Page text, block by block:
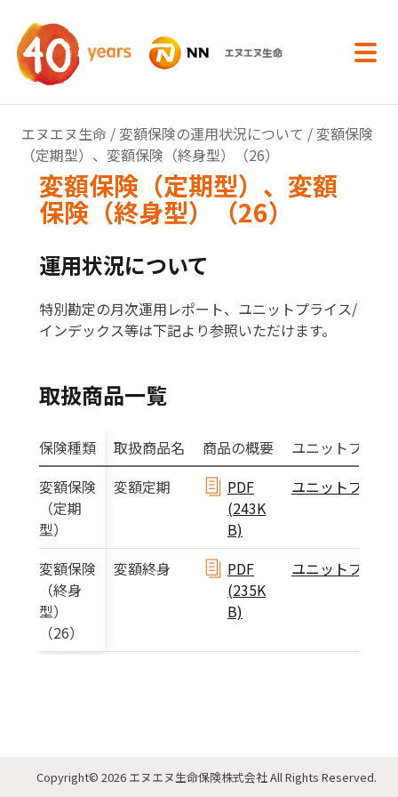
エヌエヌ生命 / 変額保険の運用状況について / 変額保険
（定期型）、変額保険（終身型）（26）
変額保険（定期型）、変額
保険（終身型）（26）
運用状況について
特別勘定の月次運用レポート、ユニットプライス/
インデックス等は下記より参照いただけます。
取扱商品一覧
保険種類 取扱商品名 商品の概要
ユニットプライ
変額保険
（定期
型）
変額定期
PDF
(243K
B)
ユニットプライ
変額保険
（終身
型）
（26）
変額終身
PDF
(235K
B)
ユニットプライ
Copyright© 2026 エヌエヌ生命保険株式会社All Rights Reserved.